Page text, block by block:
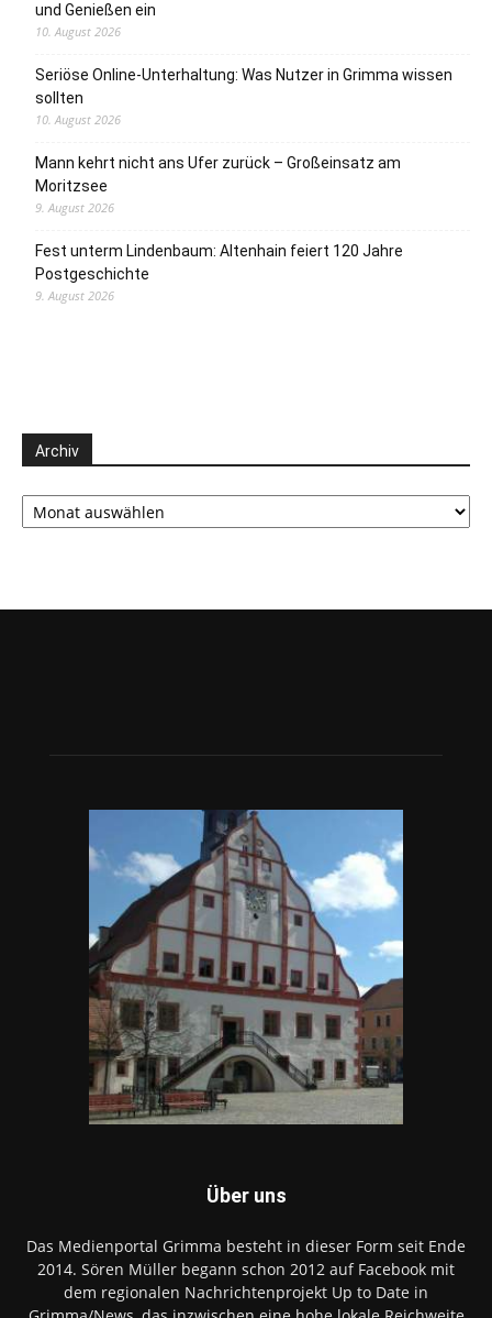
und Genießen ein
10. August 2026
Seriöse Online-Unterhaltung: Was Nutzer in Grimma wissen
sollten
10. August 2026
Mann kehrt nicht ans Ufer zurück – Großeinsatz am
Moritzsee
9. August 2026
Fest unterm Lindenbaum: Altenhain feiert 120 Jahre
Postgeschichte
9. August 2026
Archiv
Archiv
Über uns
Das Medienportal Grimma besteht in dieser Form seit Ende
2014. Sören Müller begann schon 2012 auf Facebook mit
dem regionalen Nachrichtenprojekt Up to Date in